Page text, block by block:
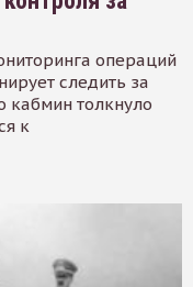
операций
следить за
кабмин толкнуло
к